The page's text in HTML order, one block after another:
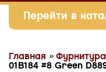
Перейти в
Главная » Фурнитура
01B184 #8 Green